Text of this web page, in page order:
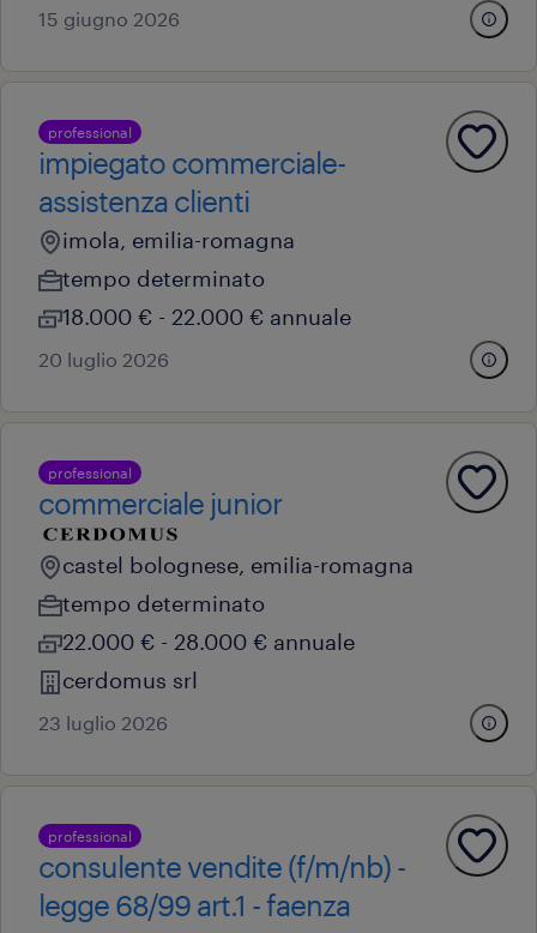
15 giugno 2026
professional
impiegato commerciale-
assistenza clienti
imola, emilia-romagna
tempo determinato
18.000 € - 22.000 € annuale
20 luglio 2026
professional
commerciale junior
castel bolognese, emilia-romagna
tempo determinato
22.000 € - 28.000 € annuale
cerdomus srl
23 luglio 2026
professional
consulente vendite (f/m/nb) -
legge 68/99 art.1 - faenza